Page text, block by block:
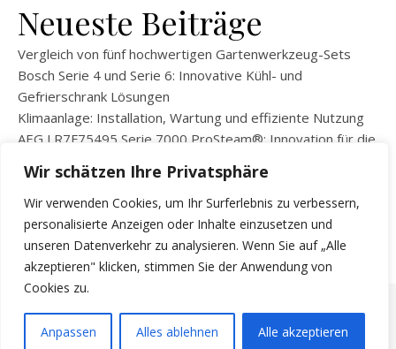
Wir schätzen Ihre Privatsphäre
Wir verwenden Cookies, um Ihr Surferlebnis zu verbessern,
personalisierte Anzeigen oder Inhalte einzusetzen und
unseren Datenverkehr zu analysieren. Wenn Sie auf „Alle
akzeptieren" klicken, stimmen Sie der Anwendung von
Cookies zu.
Anpassen Alles ablehnen Alle akzeptieren
Neueste Beiträge
Vergleich von fünf hochwertigen Gartenwerkzeug-Sets
Bosch Serie 4 und Serie 6: Innovative Kühl- und
Gefrierschrank Lösungen
Klimaanlage: Installation, Wartung und effiziente Nutzung
AEG LR7F75495 Serie 7000 ProSteam®: Innovation für die
BEKO WLM81434NPSA Waschmaschine: Innovation und
Effizienz für Ihren Alltag
Copyright © 2026KKleingeraete
Impressum
Datenschutzerklärung
Ashe Theme von WP Royal.